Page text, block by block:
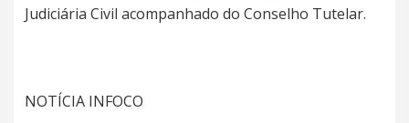
Judiciária Civil acompanhado do Conselho Tutelar.
NOTÍCIA INFOCO